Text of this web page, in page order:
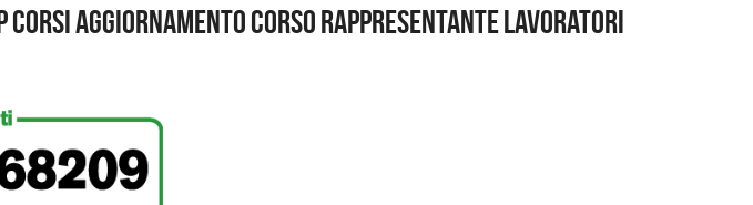
corsi aggiornamento corso rappresentante lavoratori